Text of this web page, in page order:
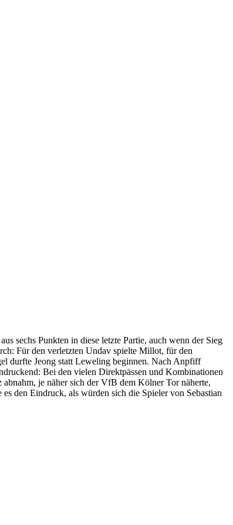
sechs Punkten in diese letzte Partie, auch wenn der Sieg
Für den verletzten Undav spielte Millot, für den
durfte Jeong statt Leweling beginnen. Nach Anpfiff
Bei den vielen Direktpässen und Kombinationen
je näher sich der VfB dem Kölner Tor näherte,
den Eindruck, als würden sich die Spieler von Sebastian